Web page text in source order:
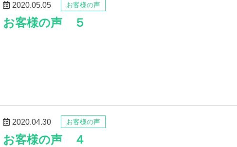
2020.05.05 お客様の声
お客様の声 ５
2020.04.30 お客様の声
お客様の声 ４